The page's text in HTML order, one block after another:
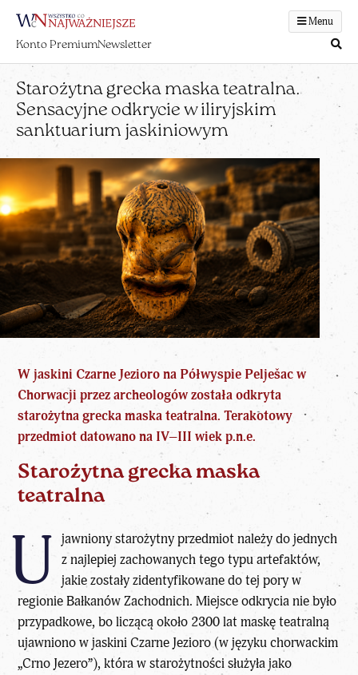
Menu
Konto PremiumNewsletter
Starożytna grecka maska teatralna.
Sensacyjne odkrycie w iliryjskim
sanktuarium jaskiniowym
W jaskini Czarne Jezioro na Półwyspie Pelješac w
Chorwacji przezarcheologów została odkryta
starożytna grecka maska teatralna. Terakotowy
przedmiot datowano na IV–III wiek p.n.e.
Starożytna grecka maska
teatralna
U jawniony starożytny przedmiot należy do jednych
z najlepiej zachowanych tego typu artefaktów,
jakie zostały zidentyfikowane do tej pory w
regionie Bałkanów Zachodnich.Miejsce odkrycia nie było
przypadkowe, bo liczącą około 2300 lat maskę teatralną
ujawniono w jaskini Czarne Jezioro (w języku chorwackim
„Crno Jezero”), która w starożytności służyła jako